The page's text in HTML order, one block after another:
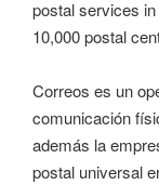
postal services
10,000 postal
Correos es un
comunicación
además la
postal universal